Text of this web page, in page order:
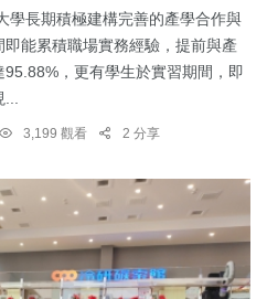
學長期積極建構完善的產學合作與
能累積職場實務經驗，提前與產
，更有學生於實習期間，即
3,199 觀看 2 分享